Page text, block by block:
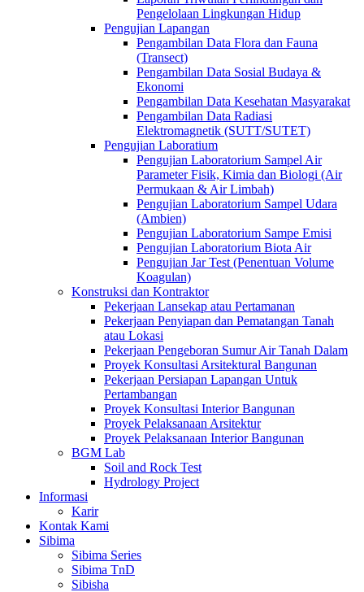
Pengelolaan Lingkungan Hidup
Pengujian Lapangan
Pengambilan Data Flora dan Fauna
(Transect)
Pengambilan Data Sosial Budaya &
Ekonomi
Pengambilan Data Kesehatan Masyarakat
Pengambilan Data Radiasi
Elektromagnetik (SUTT/SUTET)
Pengujian Laboratium
Pengujian Laboratorium Sampel Air
Parameter Fisik, Kimia dan Biologi (Air
Permukaan & Air Limbah)
Pengujian Laboratorium Sampel Udara
(Ambien)
Pengujian Laboratorium Sampe Emisi
Pengujian Laboratorium Biota Air
Pengujian Jar Test (Penentuan Volume
Koagulan)
Konstruksi dan Kontraktor
Pekerjaan Lansekap atau Pertamanan
Pekerjaan Penyiapan dan Pematangan Tanah
atau Lokasi
Pekerjaan Pengeboran Sumur Air Tanah Dalam
Proyek Konsultasi Arsitektural Bangunan
Pekerjaan Persiapan Lapangan Untuk
Pertambangan
Proyek Konsultasi Interior Bangunan
Proyek Pelaksanaan Arsitektur
Proyek Pelaksanaan Interior Bangunan
BGM Lab
Soil and Rock Test
Hydrology Project
Informasi
Karir
Kontak Kami
Sibima
Sibima Series
Sibima TnD
Sibisha